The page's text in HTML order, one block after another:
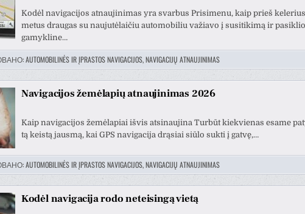
Donatas Krv
3 metų
Vytautas Ragaisis
prieš 3 metų
Šis naudotojas paliko tik
įvertinimą.
Šis
Kodėl navigacijos atnaujinimas yra svarbus Prisimenu, kaip prieš kelerius
metus draugas su naujutėlaičiu automobiliu važiavo į susitikimą ir
gamykline…
AUTOMOBILINĖS IR ĮPRASTOS NAVIGACIJOS, NAVIGACIJŲ ATNAUJINIMAS
Navigacijos žemėlapių atnaujinimas 2026
Kaip navigacijos žemėlapiai išvis atsinaujina Turbūt kiekvienas esame
tą keistą jausmą, kai GPS navigacija drąsiai siūlo sukti į gatvę,…
AUTOMOBILINĖS IR ĮPRASTOS NAVIGACIJOS, NAVIGACIJŲ ATNAUJINIMAS
Kodėl navigacija rodo neteisingą vietą